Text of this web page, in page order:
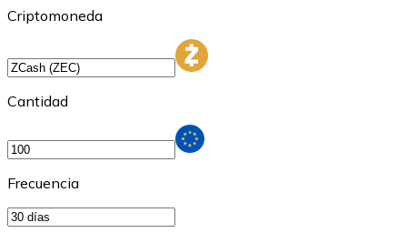
Criptomoneda
Cantidad
Frecuencia